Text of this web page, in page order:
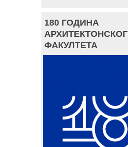
180 ГОДИНА
АРХИТЕКТОНСКОГ
ФАКУЛТЕТА